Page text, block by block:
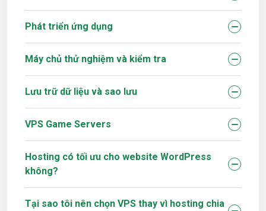
Phát triển ứng dụng
Máy chủ thử nghiệm và kiểm tra
Lưu trữ dữ liệu và sao lưu
VPS Game Servers
Hosting có tối ưu cho website WordPress
không?
Tại sao tôi nên chọn VPS thay vì hosting chia